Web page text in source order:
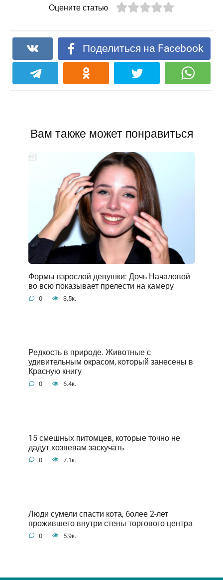
Оцените статью
Поделиться на Facebook
Вам также может понравиться
Формы взрослой девушки: Дочь Началовой
во всю показывает прелести на камеру
0 3.5к.
Редкость в природе. Животные с
удивительным окрасом, который занесены в
Красную книгу
0 6.4к.
15 смешных питомцев, которые точно не
дадут хозяевам заскучать
0 7.1к.
Люди сумели спасти кота, более 2-лет
прожившего внутри стены торгового центра
0 5.9к.